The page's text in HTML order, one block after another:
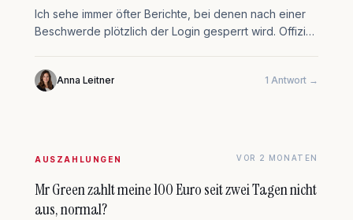
Ich sehe immer öfter Berichte, bei denen nach einer
Beschwerde plötzlich der Login gesperrt wird. Offiziell
Anna Leitner 1 Antwort →
AUSZAHLUNGEN VOR 2 MONATEN
Mr Green zahlt meine 100 Euro seit zwei Tagen nicht
aus, normal?